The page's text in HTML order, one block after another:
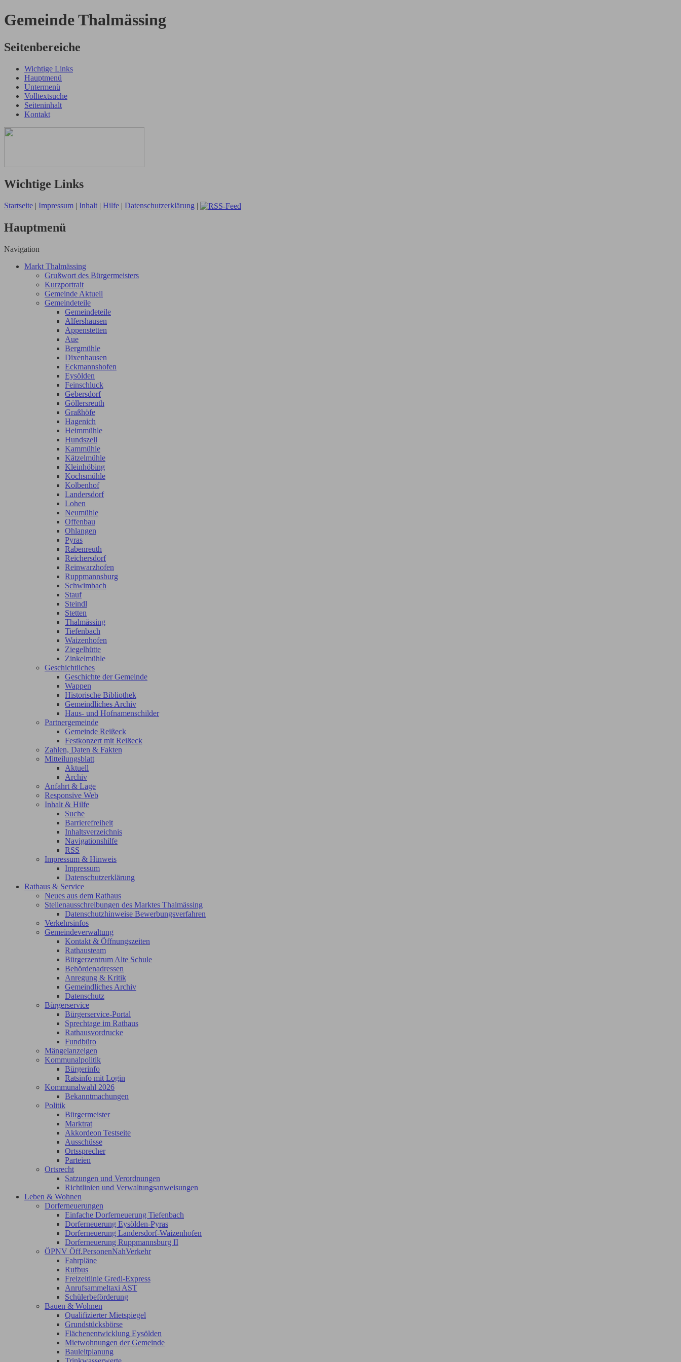
Gemeinde Thalmässing
Seitenbereiche
Wichtige Links
Hauptmenü
Untermenü
Volltextsuche
Seiteninhalt
Kontakt
Wichtige Links
Startseite | Impressum | Inhalt | Hilfe | Datenschutzerklärung |
Hauptmenü
Navigation
Markt Thalmässing
Grußwort des Bürgermeisters
Kurzportrait
Gemeinde Aktuell
Gemeindeteile
Gemeindeteile
Alfershausen
Appenstetten
Aue
Bergmühle
Dixenhausen
Eckmannshofen
Eysölden
Feinschluck
Gebersdorf
Göllersreuth
Graßhöfe
Hagenich
Heimmühle
Hundszell
Kammühle
Kätzelmühle
Kleinhöbing
Kochsmühle
Kolbenhof
Landersdorf
Lohen
Neumühle
Offenbau
Ohlangen
Pyras
Rabenreuth
Reichersdorf
Reinwarzhofen
Ruppmannsburg
Schwimbach
Stauf
Steindl
Stetten
Thalmässing
Tiefenbach
Waizenhofen
Ziegelhütte
Zinkelmühle
Geschichtliches
Geschichte der Gemeinde
Wappen
Historische Bibliothek
Gemeindliches Archiv
Haus- und Hofnamenschilder
Partnergemeinde
Gemeinde Reißeck
Festkonzert mit Reißeck
Zahlen, Daten & Fakten
Mitteilungsblatt
Aktuell
Archiv
Anfahrt & Lage
Responsive Web
Inhalt & Hilfe
Suche
Barrierefreiheit
Inhaltsverzeichnis
Navigationshilfe
RSS
Impressum & Hinweis
Impressum
Datenschutzerklärung
Rathaus & Service
Neues aus dem Rathaus
Stellenausschreibungen des Marktes Thalmässing
Datenschutzhinweise Bewerbungsverfahren
Verkehrsinfos
Gemeindeverwaltung
Kontakt & Öffnungszeiten
Rathausteam
Bürgerzentrum Alte Schule
Behördenadressen
Anregung & Kritik
Gemeindliches Archiv
Datenschutz
Bürgerservice
Bürgerservice-Portal
Sprechtage im Rathaus
Rathausvordrucke
Fundbüro
Mängelanzeigen
Kommunalpolitik
Bürgerinfo
Ratsinfo mit Login
Kommunalwahl 2026
Bekanntmachungen
Politik
Bürgermeister
Marktrat
Akkordeon Testseite
Ausschüsse
Ortssprecher
Parteien
Ortsrecht
Satzungen und Verordnungen
Richtlinien und Verwaltungsanweisungen
Leben & Wohnen
Dorferneuerungen
Einfache Dorferneuerung Tiefenbach
Dorferneuerung Eysölden-Pyras
Dorferneuerung Landersdorf-Waizenhofen
Dorferneuerung Ruppmannsburg II
ÖPNV Öff.PersonenNahVerkehr
Fahrpläne
Rufbus
Freizeitlinie Gredl-Express
Anrufsammeltaxi AST
Schülerbeförderung
Bauen & Wohnen
Qualifizierter Mietspiegel
Grundstücksbörse
Flächenentwicklung Eysölden
Mietwohnungen der Gemeinde
Bauleitplanung